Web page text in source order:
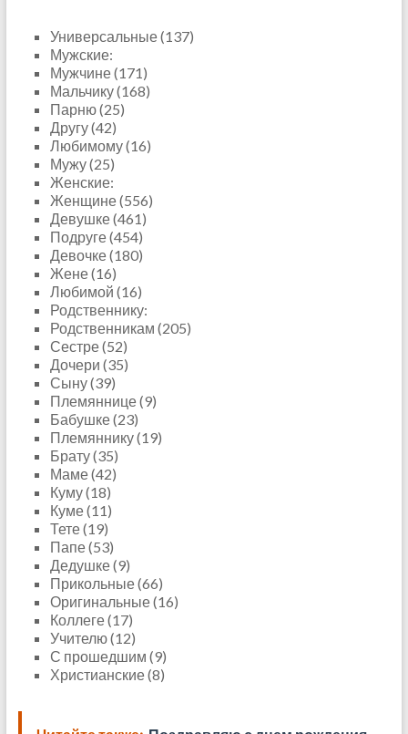
Универсальные (137)
Мужские:
Мужчине (171)
Мальчику (168)
Парню (25)
Другу (42)
Любимому (16)
Мужу (25)
Женские:
Женщине (556)
Девушке (461)
Подруге (454)
Девочке (180)
Жене (16)
Любимой (16)
Родственнику:
Родственникам (205)
Сестре (52)
Дочери (35)
Сыну (39)
Племяннице (9)
Бабушке (23)
Племяннику (19)
Брату (35)
Маме (42)
Куму (18)
Куме (11)
Тете (19)
Папе (53)
Дедушке (9)
Прикольные (66)
Оригинальные (16)
Коллеге (17)
Учителю (12)
С прошедшим (9)
Христианские (8)